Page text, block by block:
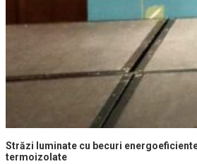
Străzi luminate cu becuri
termoizolate